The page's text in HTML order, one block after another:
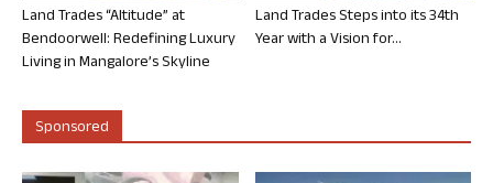
Land Trades “Altitude” at
Bendoorwell: Redefining Luxury
Living in Mangalore’s Skyline
Land Trades Steps into its 34th
Year with a Vision for...
Sponsored